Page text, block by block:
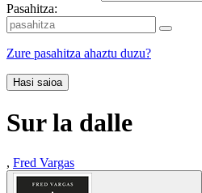
Pasahitza:
Zure pasahitza ahaztu duzu?
Hasi saioa
Sur la dalle
, Fred Vargas